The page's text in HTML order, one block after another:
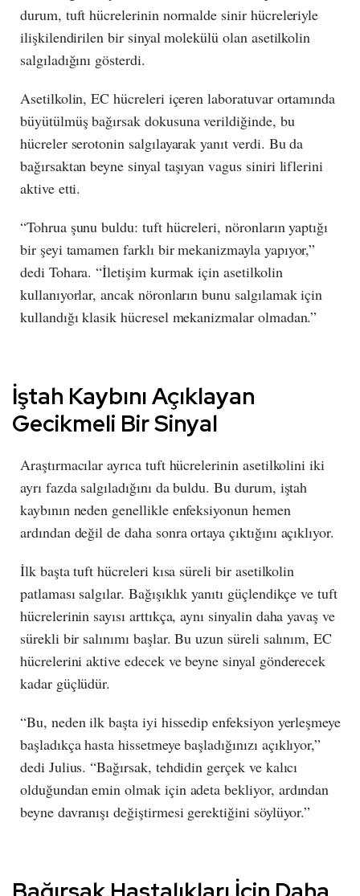
durum, tuft hücrelerinin normalde sinir hücreleriyle
ilişkilendirilen bir sinyal molekülü olan asetilkolin
salgıladığını gösterdi.
Asetilkolin, EC hücreleri içeren laboratuvar ortamında
büyütülmüş bağırsak dokusuna verildiğinde, bu
hücreler serotonin salgılayarak yanıt verdi. Bu da
bağırsaktan beyne sinyal taşıyan vagus siniri liflerini
aktive etti.
“Tohrua şunu buldu: tuft hücreleri, nöronların yaptığı
bir şeyi tamamen farklı bir mekanizmayla yapıyor,”
dedi Tohara. “İletişim kurmak için asetilkolin
kullanıyorlar, ancak nöronların bunu salgılamak için
kullandığı klasik hücresel mekanizmalar olmadan.”
İştah Kaybını Açıklayan
Gecikmeli Bir Sinyal
Araştırmacılar ayrıca tuft hücrelerinin asetilkolini iki
ayrı fazda salgıladığını da buldu. Bu durum, iştah
kaybının neden genellikle enfeksiyonun hemen
ardından değil de daha sonra ortaya çıktığını açıklıyor.
İlk başta tuft hücreleri kısa süreli bir asetilkolin
patlaması salgılar. Bağışıklık yanıtı güçlendikçe ve tuft
hücrelerinin sayısı arttıkça, aynı sinyalin daha yavaş ve
sürekli bir salınımı başlar. Bu uzun süreli salınım, EC
hücrelerini aktive edecek ve beyne sinyal gönderecek
kadar güçlüdür.
“Bu, neden ilk başta iyi hissedip enfeksiyon yerleşmeye
başladıkça hasta hissetmeye başladığınızı açıklıyor,”
dedi Julius. “Bağırsak, tehdidin gerçek ve kalıcı
olduğundan emin olmak için adeta bekliyor, ardından
beyne davranışı değiştirmesi gerektiğini söylüyor.”